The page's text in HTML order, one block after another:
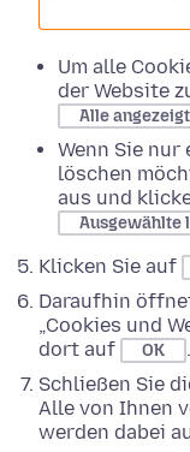
Um alle
der Website
Alle
Wenn Sie
löschen
aus und
Ausgewählte
Klicken Sie auf
Daraufhin
„Cookies und
dort auf
OK
.
Schließen Sie
Alle von Ihnen
werden dabei